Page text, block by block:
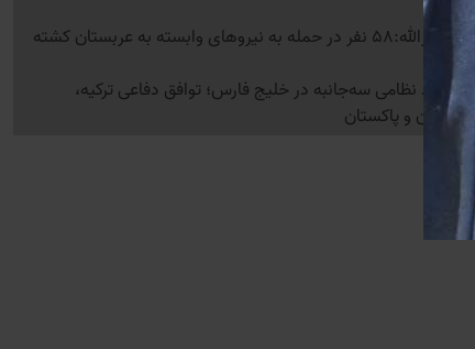
انصارالله:58 نفر در حمله به نیروهای وابسته به عربستان کشته
اتحاد نظامی سه‌جانبه در خلیج فارس؛ توافق دفاعی ترکیه،
عربستان و پاکستان